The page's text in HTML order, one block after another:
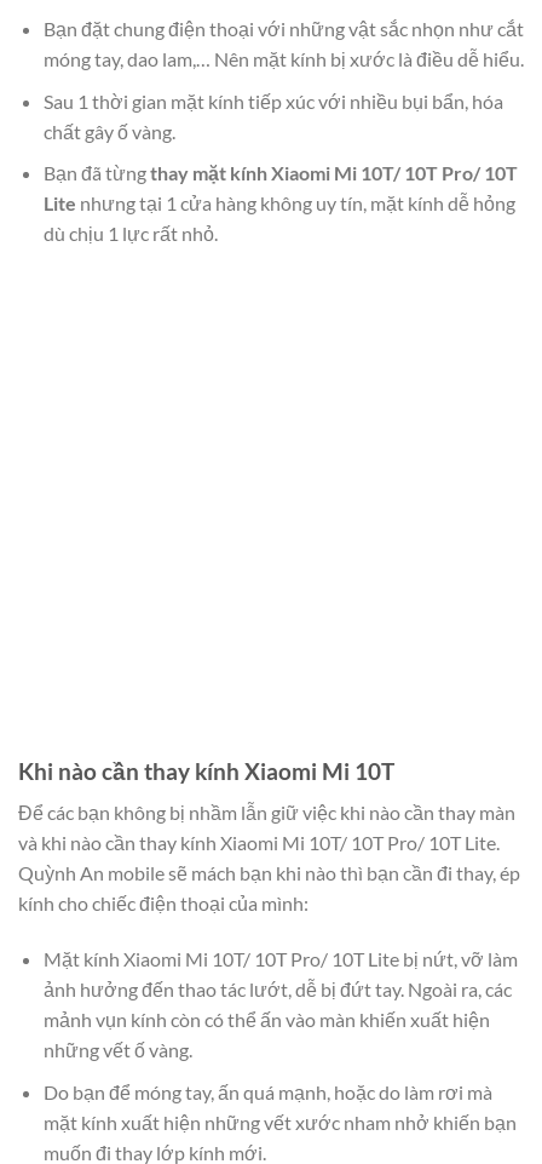
Bạn đặt chung điện thoại với những vật sắc nhọn như cắt
móng tay, dao lam,… Nên mặt kính bị xước là điều dễ hiểu.
Sau 1 thời gian mặt kính tiếp xúc với nhiều bụi bẩn, hóa
chất gây ố vàng.
Bạn đã từngthay mặt kính Xiaomi Mi 10T/ 10T Pro/ 10T
Lite nhưng tại 1 cửa hàng không uy tín, mặt kính dễ hỏng
dù chịu 1 lực rất nhỏ.
Khi nào cần thay kính Xiaomi Mi 10T
Để các bạn không bị nhầm lẫn giữ việc khi nào cần thay màn
và khi nào cần thay kính Xiaomi Mi 10T/ 10T Pro/ 10T Lite.
Quỳnh An mobile sẽ mách bạn khi nào thì bạn cần đi thay, ép
kính cho chiếc điện thoại của mình:
Mặt kính Xiaomi Mi 10T/ 10T Pro/ 10T Lite bị nứt, vỡ làm
ảnh hưởng đến thao tác lướt, dễ bị đứt tay. Ngoài ra, các
mảnh vụn kính còn có thể ấn vào màn khiến xuất hiện
những vết ố vàng.
Do bạn để móng tay, ấn quá mạnh, hoặc do làm rơi mà
mặt kính xuất hiện những vết xước nham nhở khiến bạn
muốn đi thay lớp kính mới.